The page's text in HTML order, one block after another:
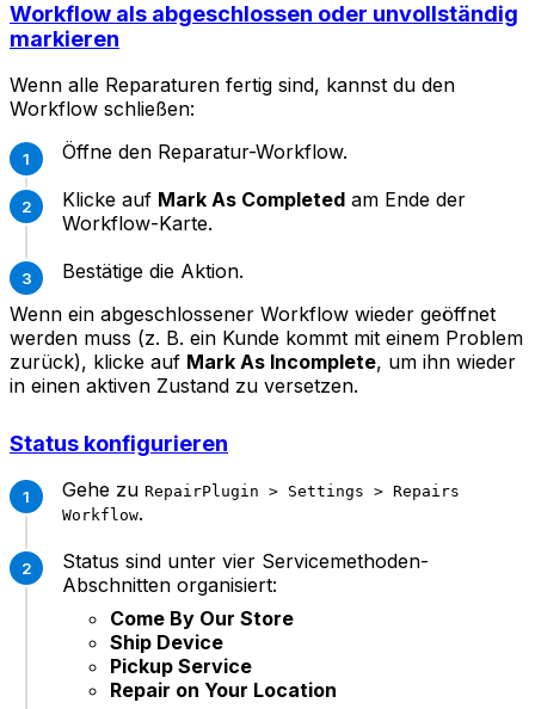
Workflow als abgeschlossen oder unvollständig
markieren
Wenn alle Reparaturen fertig sind, kannst du den
Workflow schließen:
Öffne den Reparatur-Workflow.
Klicke auf Mark As Completed am Ende der
Workflow-Karte.
Bestätige die Aktion.
Wenn ein abgeschlossener Workflow wieder geöffnet
werden muss (z. B. ein Kunde kommt mit einem Problem
zurück), klicke auf Mark As Incomplete, um ihn wieder
in einen aktiven Zustand zu versetzen.
Status konfigurieren
Gehe zu RepairPlugin > Settings > Repairs
Workflow.
Status sind unter vier Servicemethoden-
Abschnitten organisiert:
Come By Our Store
Ship Device
Pickup Service
Repair on Your Location